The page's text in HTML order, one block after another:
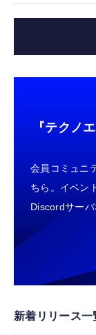
『テクノ
会員コミュニ
ちら。イベン
Discordサー
新着リリース一